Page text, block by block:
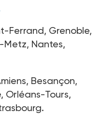
Ferrand, Grenoble,
Metz, Nantes,
Besançon,
Orléans-Tours,